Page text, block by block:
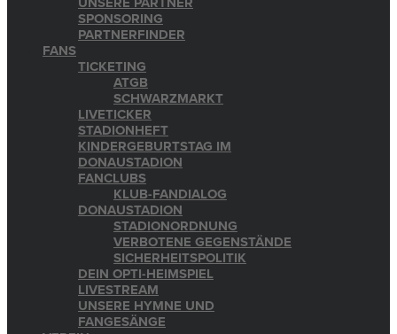
SPONSORING
PARTNERFINDER
FANS
TICKETING
ATGB
SCHWARZMARKT
LIVETICKER
STADIONHEFT
KINDERGEBURTSTAG IM
DONAUSTADION
FANCLUBS
KLUB-FANDIALOG
DONAUSTADION
STADIONORDNUNG
VERBOTENE GEGENSTÄNDE
SICHERHEITSPOLITIK
DEIN OPTI-HEIMSPIEL
LIVESTREAM
UNSERE HYMNE UND
FANGESÄNGE